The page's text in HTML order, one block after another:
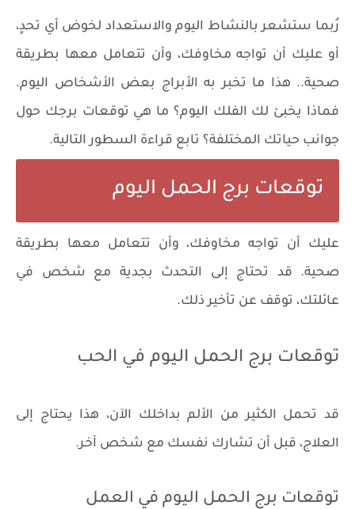
رُبما ستشعر بالنشاط اليوم والاستعداد لخوض أي تحدٍ،
أو عليك أن تواجه مخاوفك، وأن تتعامل معها بطريقة
صحية.. هذا ما تخبر به الأبراج بعض الأشخاص اليوم.
فماذا يخبئ لك الفلك اليوم؟ ما هي توقعات برجك حول
جوانب حياتك المختلفة؟ تابع قراءة السطور التالية.
توقعات برج الحمل اليوم
عليك أن تواجه مخاوفك، وأن تتعامل معها بطريقة
صحية. قد تحتاج إلى التحدث بجدية مع شخص في
عائلتك، توقف عن تأخير ذلك.
توقعات برج الحمل اليوم في الحب
قد تحمل الكثير من الألم بداخلك الآن، هذا يحتاج إلى
العلاج، قبل أن تشارك نفسك مع شخص آخر.
توقعات برج الحمل اليوم في العمل